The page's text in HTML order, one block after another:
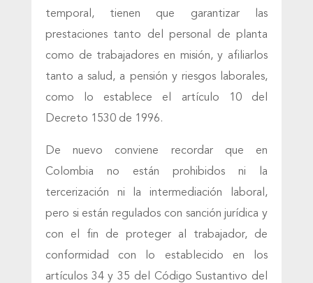
temporal, tienen que garantizar las
prestaciones tanto del personal de planta
como de trabajadores en misión, y afiliarlos
tanto a salud, a pensión y riesgos laborales,
como lo establece el artículo 10 del
Decreto 1530 de 1996.
De nuevo conviene recordar que en
Colombia no están prohibidos ni la
tercerización ni la intermediación laboral,
pero si están regulados con sanción jurídica y
con el fin de proteger al trabajador, de
conformidad con lo establecido en los
artículos 34 y 35 del Código Sustantivo del